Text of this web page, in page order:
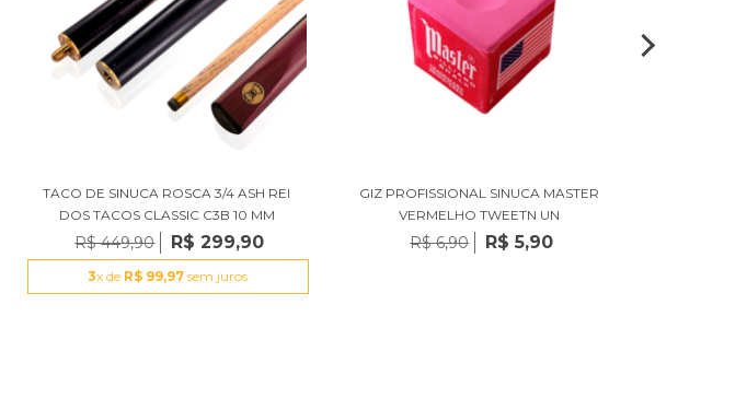
TACO DE SINUCA ROSCA 3/4 ASH REI
DOS TACOS CLASSIC C3B 10 MM
R$ 449,90 R$ 299,90
3x de R$ 99,97 sem juros
GIZ PROFISSIONAL SINUCA MASTER
VERMELHO TWEETN UN
R$ 6,90 R$ 5,90